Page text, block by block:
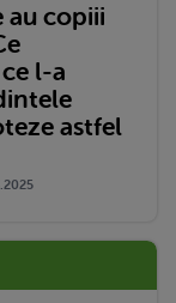
au copiii
l-a
astfel